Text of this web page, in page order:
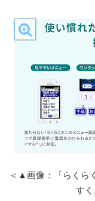
＜▲画像：「らくら
す